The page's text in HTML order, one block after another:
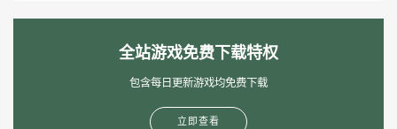
全站游戏免费下载特权
包含每日更新游戏均免费下载
立即查看